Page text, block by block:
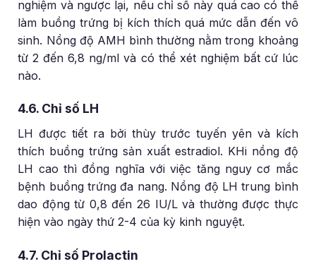
nghiệm và ngược lại, nếu chỉ số này quá cao có thể
làm buồng trứng bị kích thích quá mức dẫn đến vô
sinh. Nồng độ AMH bình thường nằm trong khoảng
từ 2 đến 6,8 ng/ml và có thể xét nghiệm bất cứ lúc
nào.
4.6. Chỉ số LH
LH được tiết ra bởi thùy trước tuyến yên và kích
thích buồng trứng sản xuất estradiol. KHi nồng độ
LH cao thì đồng nghĩa với việc tăng nguy cơ mắc
bệnh buồng trứng đa nang. Nồng độ LH trung bình
dao động từ 0,8 đến 26 IU/L và thường được thực
hiện vào ngày thứ 2-4 của kỳ kinh nguyệt.
4.7. Chỉ số Prolactin